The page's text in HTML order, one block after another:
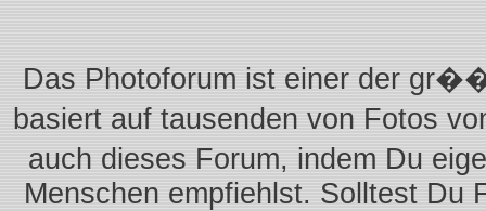
Das Photoforum ist einer der
basiert auf tausenden von Fotos
auch dieses Forum, indem Du
Menschen empfiehlst. Solltest Du